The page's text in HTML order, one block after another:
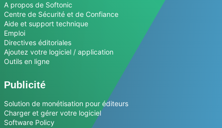
A propos de Softonic
Centre de Sécurité et de Confiance
Aide et support technique
Emploi
Directives éditoriales
Ajoutez votre logiciel / application
Outils en ligne
Publicité
Solution de monétisation pour éditeurs
Charger et gérer votre logiciel
Software Policy